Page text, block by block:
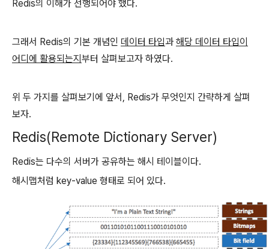
Redis의 이해가 선행되어야 했다.
그래서 Redis의 기본 개념인 데이터 타입과 해당 데이터 타입이
어디에 활용되는지 부터 살펴보고자 하였다.
위 두 가지를 살펴보기에 앞서, Redis가 무엇인지 간략하게 살펴
보자.
Redis(Remote Dictionary Server)
Redis는 다수의 서버가 공유하는 해시 테이블이다.
해시맵처럼 key-value 형태로 되어 있다.